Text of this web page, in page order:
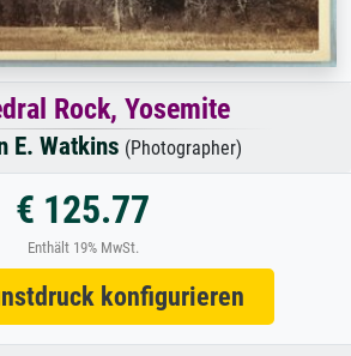
Rock, Yosemite
E. Watkins (Photographer)
€ 125.77
Enthält 19% MwSt.
konfigurieren